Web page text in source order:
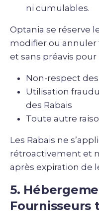
ni cumulables.
Optania se réserve
modifier ou
et sans préavis pour
Non-respect
Utilisation
des Rabais
Toute autre
Les Rabais ne
rétroactivement et
après expiration de
5.
Fournisseurs